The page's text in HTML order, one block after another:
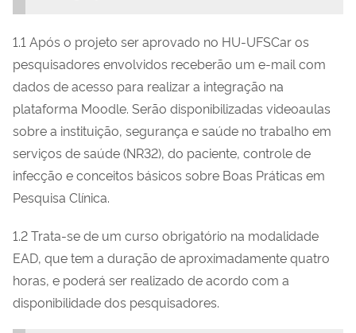
1.1 Após o projeto ser aprovado no HU-UFSCar os
pesquisadores envolvidos receberão um e-mail com
dados de acesso para realizar a integração na
plataforma Moodle. Serão disponibilizadas videoaulas
sobre a instituição, segurança e saúde no trabalho em
serviços de saúde (NR32), do paciente, controle de
infecção e conceitos básicos sobre Boas Práticas em
Pesquisa Clínica.
1.2 Trata-se de um curso obrigatório na modalidade
EAD, que tem a duração de aproximadamente quatro
horas, e poderá ser realizado de acordo com a
disponibilidade dos pesquisadores.